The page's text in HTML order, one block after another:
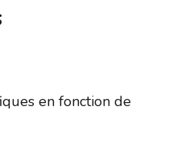
en fonction de